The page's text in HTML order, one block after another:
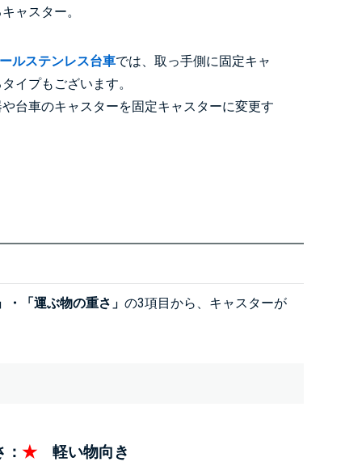
ャスター。
ルステンレス台車では、取っ手側に固定キャ
イプもございます。
台車のキャスターを固定キャスターに変更す
「運ぶ物の重さ」 の3項目から、キャスターが
★ 軽い物向き